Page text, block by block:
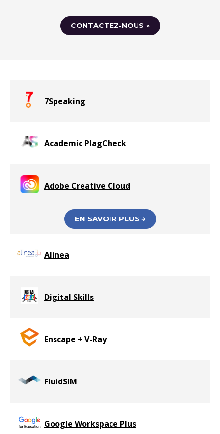
CONTACTEZ-NOUS ↗
7Speaking
Academic PlagCheck
Adobe Creative Cloud
EN SAVOIR PLUS →
Alinea
Digital Skills
Enscape + V-Ray
FluidSIM
Google Workspace Plus